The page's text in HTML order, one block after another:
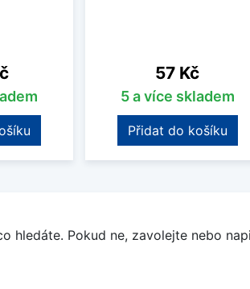
Cena
57 Kč
5 a více skladem
Přidat do košíku
hledáte. Pokud ne, zavolejte nebo